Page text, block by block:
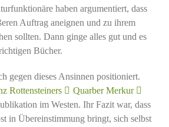
haben argumentiert, dass
Auftrag aneignen und zu ihrem
sollten. Dann ginge alles gut und es
Bücher.
gegen dieses Ansinnen positioniert.
Rottensteiners
Quarber Merkur
im Westen. Ihr Fazit war, dass
in Übereinstimmung bringt, sich selbst